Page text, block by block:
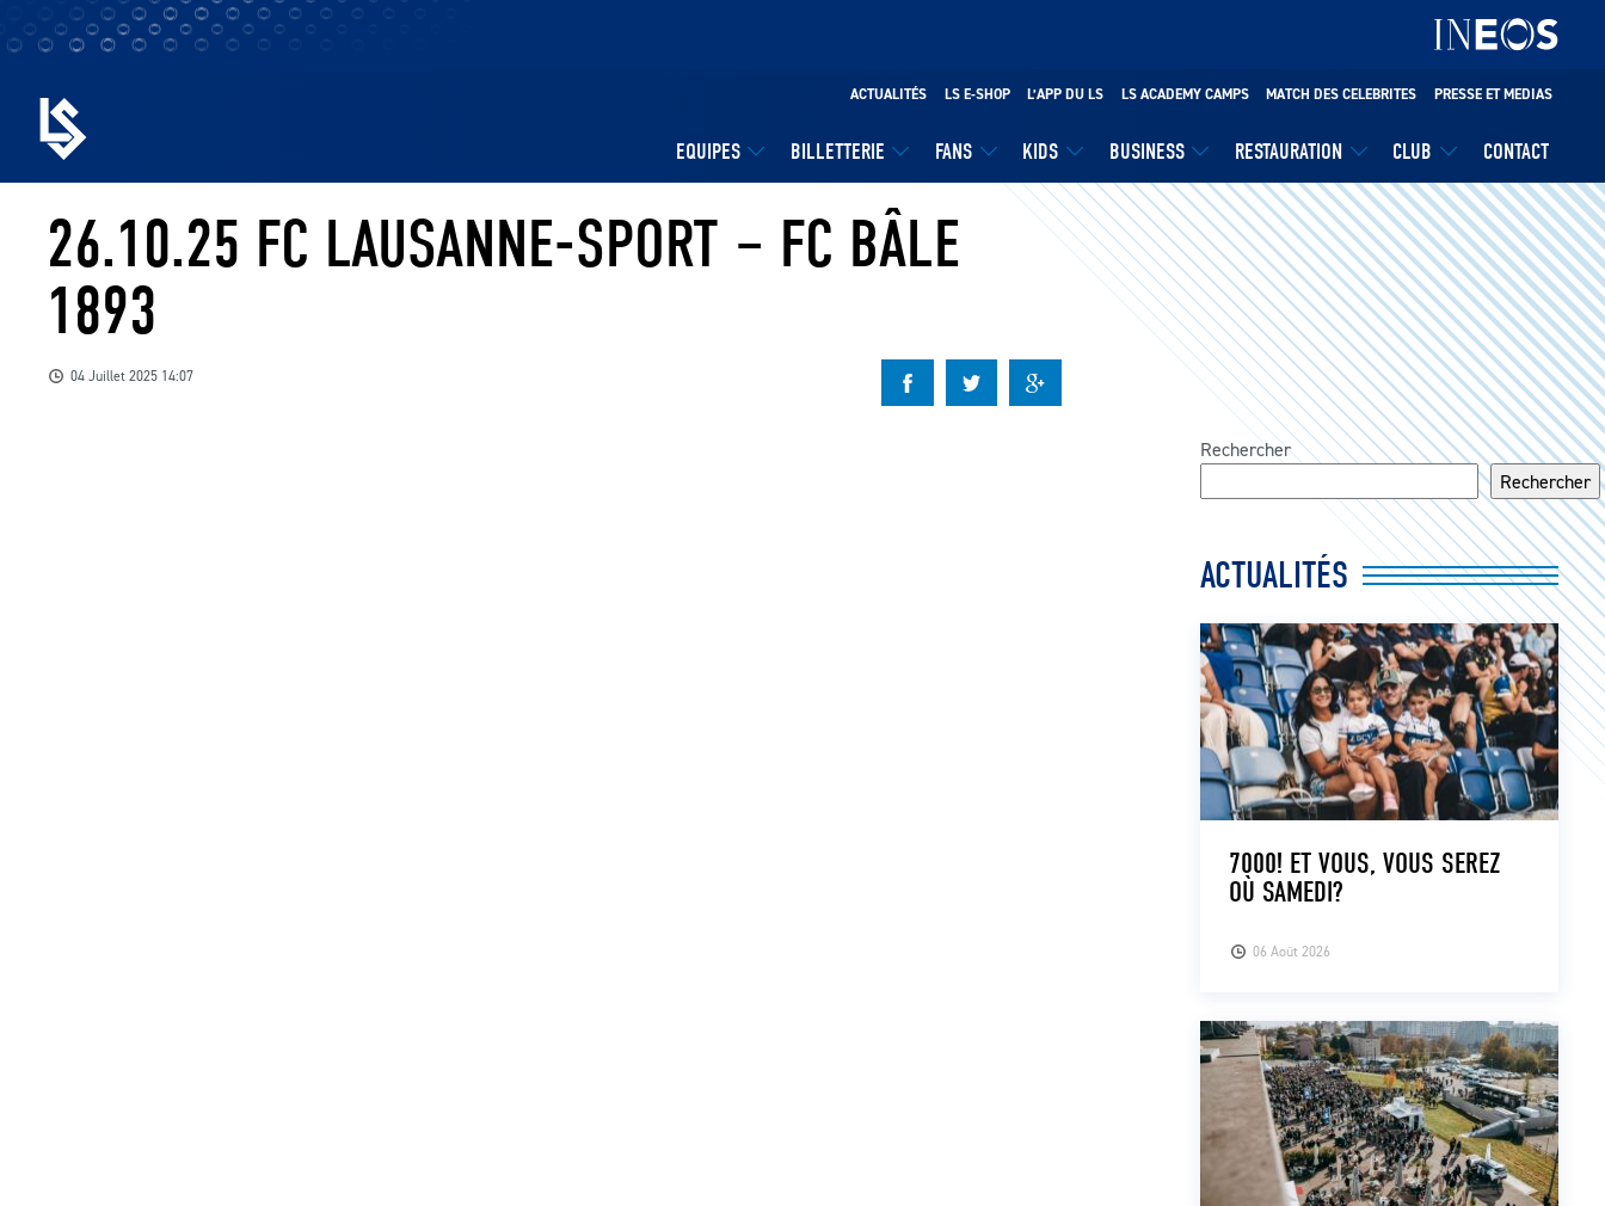
EQUIPES BILLETTERIE FANS KIDS BUSINESS RESTAURATION CLUB CONTACT
ACTUALITÉS LS E-SHOP L’APP DU LS LS ACADEMY CAMPS MATCH DES CELEBRITES PRESSE ET MEDIAS
26.10.25 FC LAUSANNE-SPORT – FC BÂLE
1893
04 Juillet 2025 14:07
Rechercher
Rechercher
ACTUALITÉS
06 Août 2026
7000! ET VOUS, VOUS SEREZ
OÙ SAMEDI?